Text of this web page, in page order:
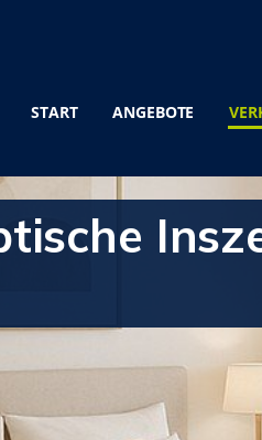
START ANGEBOTE